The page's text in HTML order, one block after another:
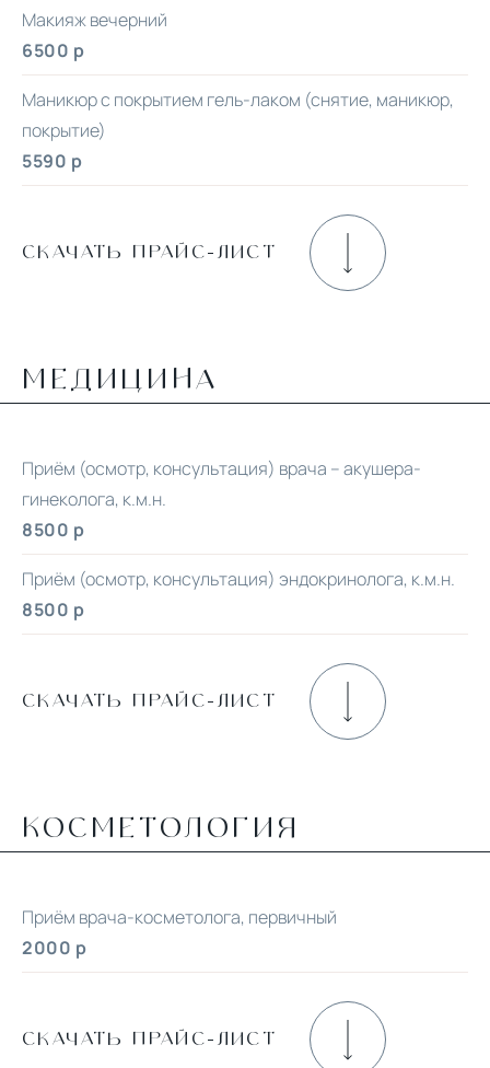
Макияж вечерний
6500 р
Маникюр с покрытием гель-лаком (снятие, маникюр,
покрытие)
5590 р
СКАЧАТЬ ПРАЙС-ЛИСТ
МЕДИЦИНА
Приём (осмотр, консультация) врача – акушера-
гинеколога, к.м.н.
8500 р
Приём (осмотр, консультация) эндокринолога, к.м.н.
8500 р
СКАЧАТЬ ПРАЙС-ЛИСТ
КОСМЕТОЛОГИЯ
Приём врача-косметолога, первичный
2000 р
СКАЧАТЬ ПРАЙС-ЛИСТ